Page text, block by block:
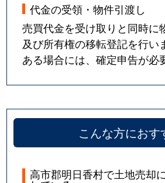
代金の受領・物件引渡し
売買代金を受け取りと同時に
及び所有権の移転登記を行い
ある場合には、確定申告が必
こんな方におす
高市郡明日香村で土地売却